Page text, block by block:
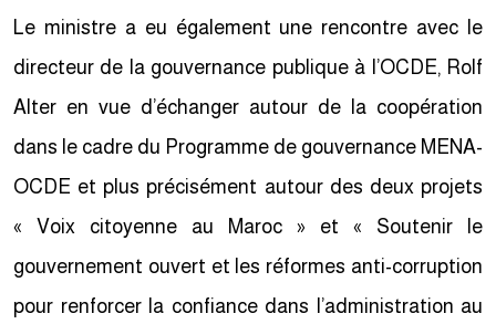
Le ministre a eu également une rencontre avec le
directeur de la gouvernance publique à l’OCDE, Rolf
Alter en vue d’échanger autour de la coopération
dans le cadre du Programme de gouvernance MENA-
OCDE et plus précisément autour des deux projets
« Voix citoyenne au Maroc » et « Soutenir le
gouvernement ouvert et les réformes anti-corruption
pour renforcer la confiance dans l’administration au